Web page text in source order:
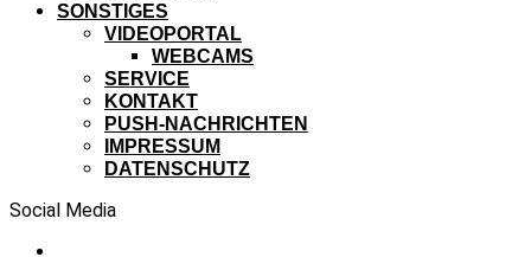
SONSTIGES
VIDEOPORTAL
WEBCAMS
SERVICE
KONTAKT
PUSH-NACHRICHTEN
IMPRESSUM
DATENSCHUTZ
Social Media